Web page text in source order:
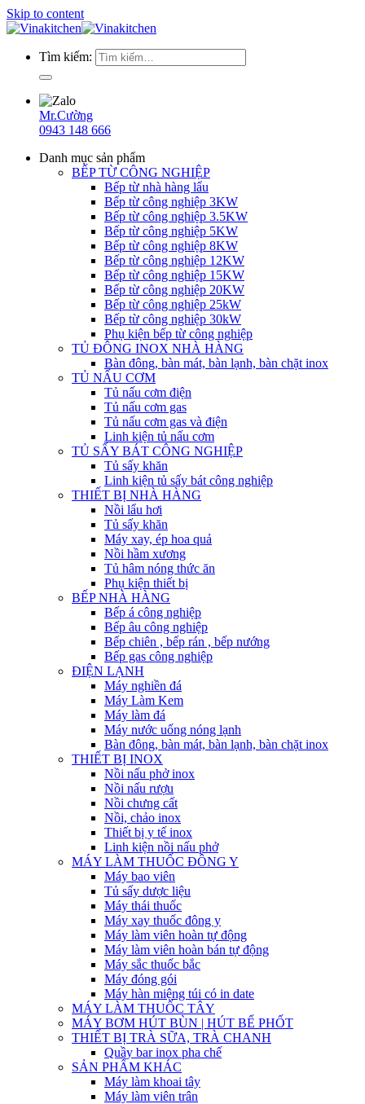
Skip to content
Tìm kiếm:
Mr.Cường
0943 148 666
Danh mục sản phẩm
BẾP TỪ CÔNG NGHIỆP
Bếp từ nhà hàng lẩu
Bếp từ công nghiệp 3KW
Bếp từ công nghiệp 3.5KW
Bếp từ công nghiệp 5KW
Bếp từ công nghiệp 8KW
Bếp từ công nghiệp 12KW
Bếp từ công nghiệp 15KW
Bếp từ công nghiệp 20KW
Bếp từ công nghiệp 25kW
Bếp từ công nghiệp 30kW
Phụ kiện bếp từ công nghiệp
TỦ ĐÔNG INOX NHÀ HÀNG
Bàn đông, bàn mát, bàn lạnh, bàn chặt inox
TỦ NẤU CƠM
Tủ nấu cơm điện
Tủ nấu cơm gas
Tủ nấu cơm gas và điện
Linh kiện tủ nấu cơm
TỦ SẤY BÁT CÔNG NGHIỆP
Tủ sấy khăn
Linh kiện tủ sấy bát công nghiệp
THIẾT BỊ NHÀ HÀNG
Nồi lẩu hơi
Tủ sấy khăn
Máy xay, ép hoa quả
Nồi hầm xương
Tủ hâm nóng thức ăn
Phụ kiện thiết bị
BẾP NHÀ HÀNG
Bếp á công nghiệp
Bếp âu công nghiệp
Bếp chiên , bếp rán , bếp nướng
Bếp gas công nghiệp
ĐIỆN LẠNH
Máy nghiền đá
Máy Làm Kem
Máy làm đá
Máy nước uống nóng lạnh
Bàn đông, bàn mát, bàn lạnh, bàn chặt inox
THIẾT BỊ INOX
Nồi nấu phở inox
Nồi nấu rượu
Nồi chưng cất
Nồi, chảo inox
Thiết bị y tế inox
Linh kiện nồi nấu phở
MÁY LÀM THUỐC ĐÔNG Y
Máy bao viên
Tủ sấy dược liệu
Máy thái thuốc
Máy xay thuốc đông y
Máy làm viên hoàn tự động
Máy làm viên hoàn bán tự động
Máy sắc thuốc bắc
Máy đóng gói
Máy hàn miệng túi có in date
MÁY LÀM THUỐC TÂY
MÁY BƠM HÚT BÙN | HÚT BỂ PHỐT
THIẾT BỊ TRÀ SỮA, TRÀ CHANH
Quầy bar inox pha chế
SẢN PHẨM KHÁC
Máy làm khoai tây
Máy làm viên trân